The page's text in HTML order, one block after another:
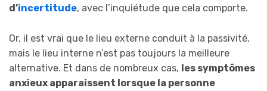
d’incertitude, avec l’inquiétude que cela comporte.
Or, il est vrai que le lieu externe conduit à la passivité,
mais le lieu interne n’est pas toujours la meilleure
alternative. Et dans de nombreux cas, les symptômes
anxieux apparaissent lorsque la personne